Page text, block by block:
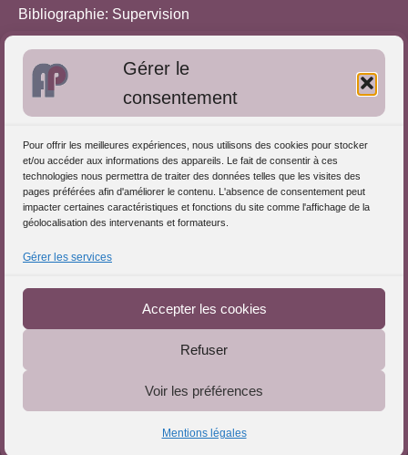
Gérer le
consentement
Pour offrir les meilleures expériences, nous utilisons des cookies pour stocker
et/ou accéder aux informations des appareils. Le fait de consentir à ces
technologies nous permettra de traiter des données telles que les visites des
pages préférées afin d'améliorer le contenu. L'absence de consentement peut
impacter certaines caractéristiques et fonctions du site comme l'affichage de la
géolocalisation des intervenants et formateurs.
Gérer les services
Accepter les cookies
Refuser
Voir les préférences
Mentions légales
Bibliographie: Supervision
Approches de l'Analyse des pratiques
S'inscrire dans l'Annuaire
Publiez vos formations
Charte déontologique
Le Portail de l'Analyse des Pratiques © 2025 - Tous droits
Téléchargez le Guide